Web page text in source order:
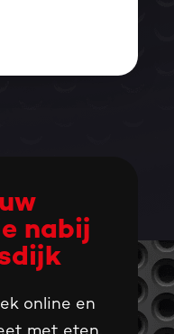
nabij
online en